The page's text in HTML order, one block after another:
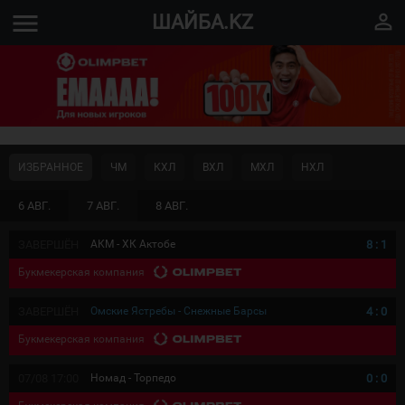
menu ШАЙБА.KZ perm_identity
6 АВГ. 7 АВГ. 8 АВГ.
ИЗБРАННОЕ ЧМ КХЛ ВХЛ МХЛ НХЛ
АКМ - ХК Актобе 8 : 1
Букмекерская компания
Омские Ястребы - Снежные Барсы 4: 0
Букмекерская компания
Номад - Торпедо 0 : 0